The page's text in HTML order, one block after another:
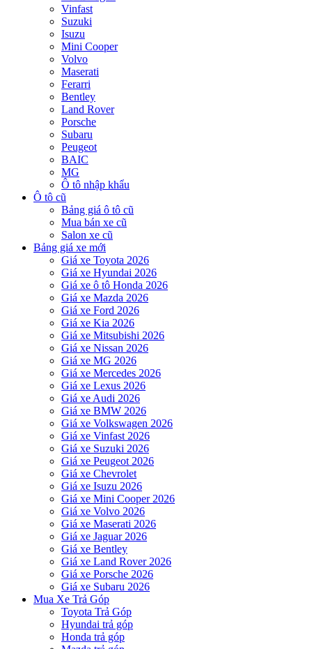
Vinfast
Suzuki
Isuzu
Mini Cooper
Volvo
Maserati
Ferarri
Bentley
Land Rover
Porsche
Subaru
Peugeot
BAIC
MG
Ô tô nhập khẩu
Ô tô cũ
Bảng giá ô tô cũ
Mua bán xe cũ
Salon xe cũ
Bảng giá xe mới
Giá xe Toyota 2026
Giá xe Hyundai 2026
Giá xe ô tô Honda 2026
Giá xe Mazda 2026
Giá xe Ford 2026
Giá xe Kia 2026
Giá xe Mitsubishi 2026
Giá xe Nissan 2026
Giá xe MG 2026
Giá xe Mercedes 2026
Giá xe Lexus 2026
Giá xe Audi 2026
Giá xe BMW 2026
Giá xe Volkswagen 2026
Giá xe Vinfast 2026
Giá xe Suzuki 2026
Giá xe Peugeot 2026
Giá xe Chevrolet
Giá xe Isuzu 2026
Giá xe Mini Cooper 2026
Giá xe Volvo 2026
Giá xe Maserati 2026
Giá xe Jaguar 2026
Giá xe Bentley
Giá xe Land Rover 2026
Giá xe Porsche 2026
Giá xe Subaru 2026
Mua Xe Trả Góp
Toyota Trả Góp
Hyundai trả góp
Honda trả góp